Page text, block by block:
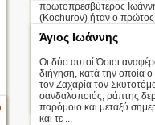
πρωτοπρεσβύτερος
(Kochurov) ήταν ο πρώτος
Το 1901 μ.Χ., μετά την
από την Θεολογική
Πετρούπολ ...
Άγιος Ιωάννης
Οι δύο αυτοί Όσιοι
διήγηση, κατά την οποία ο
τον Ζαχαρία τον
σανδαλοποιός, ράπτης
παρόμοιο και μεταξύ
και τε ...